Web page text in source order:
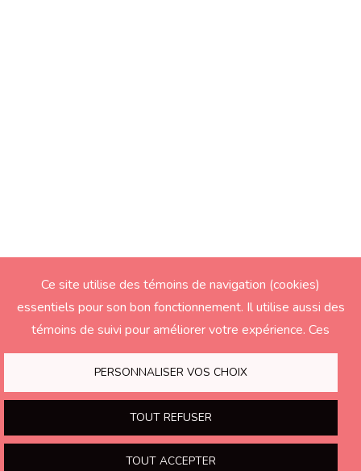
Ce site utilise des témoins de navigation (cookies)
essentiels pour son bon fonctionnement. Il utilise aussi des
témoins de suivi pour améliorer votre expérience. Ces
derniers seront activés seulement si vous acceptez.
PERSONNALISER VOS CHOIX
TOUT REFUSER
TOUT ACCEPTER